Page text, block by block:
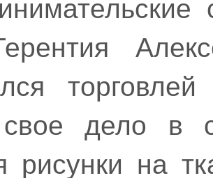
дело в
рисунки на